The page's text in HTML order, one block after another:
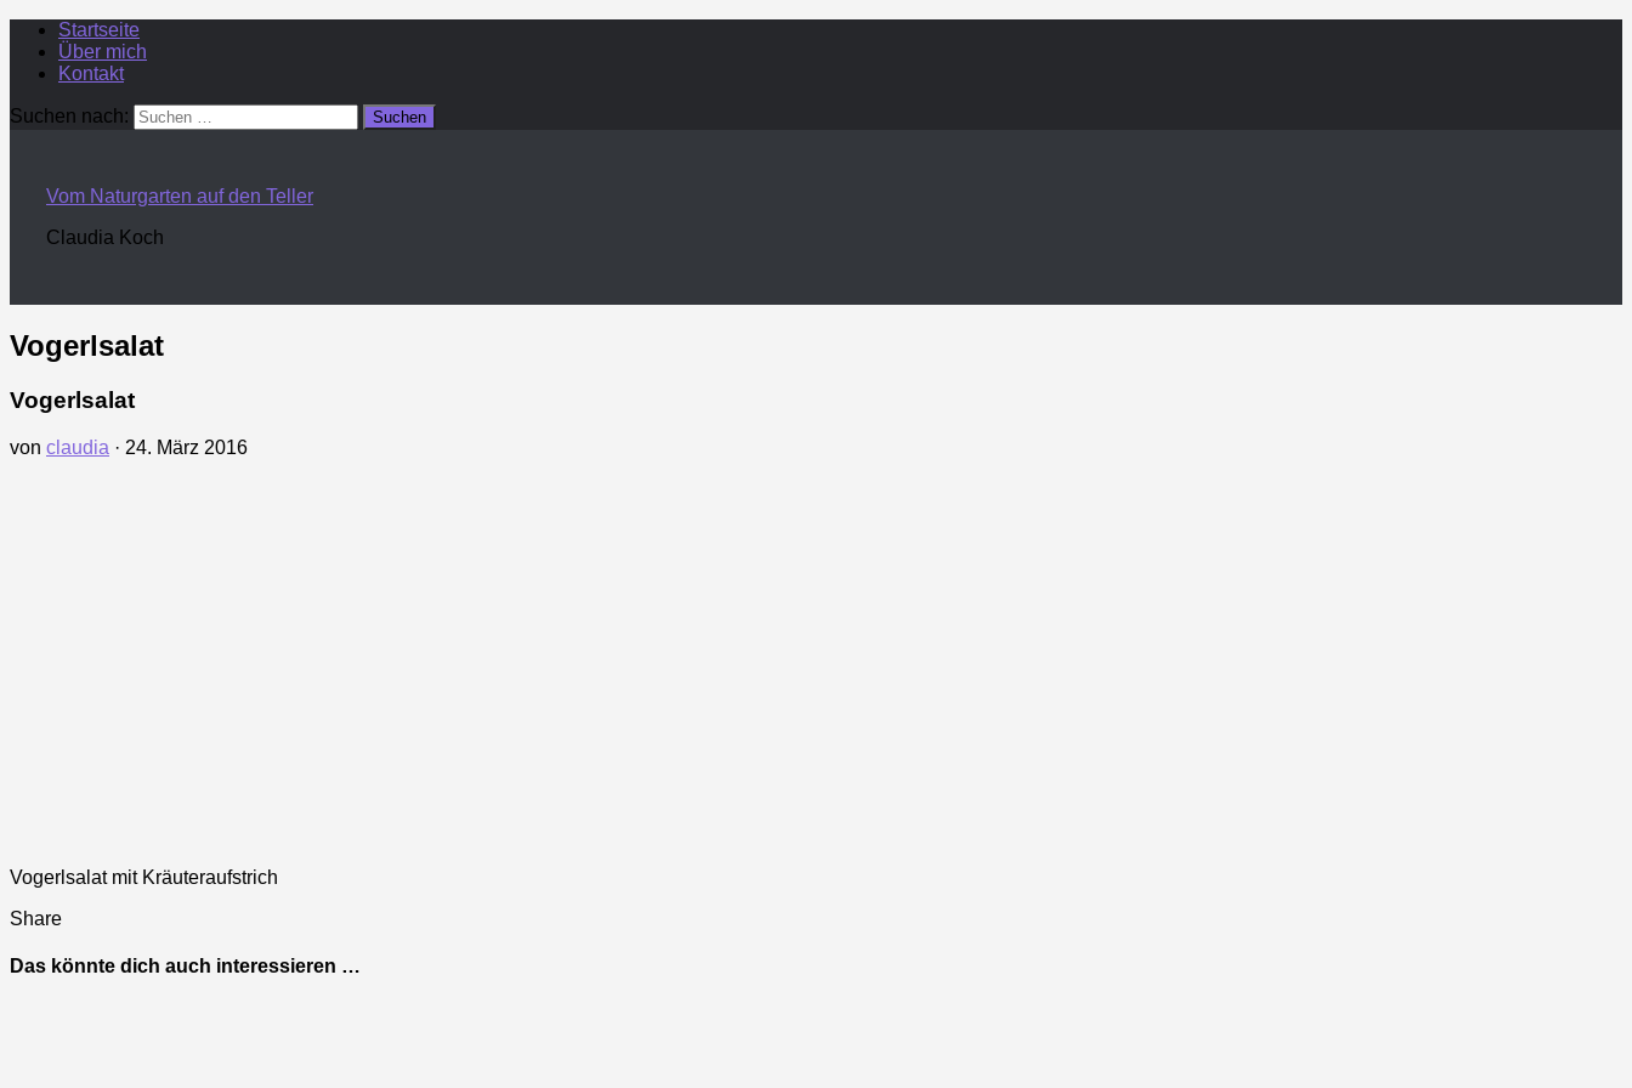
Startseite
Über mich
Kontakt
Suchen nach:
Vom Naturgarten auf den Teller
Claudia Koch
Vogerlsalat
Vogerlsalat
von claudia · 24. März 2016
Vogerlsalat mit Kräuteraufstrich
Share
Das könnte dich auch interessieren …